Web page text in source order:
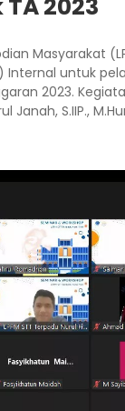
2023
Masyarakat
untuk
2023.
Janah, S.IIP.,